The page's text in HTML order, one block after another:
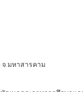
.มหาสารคาม